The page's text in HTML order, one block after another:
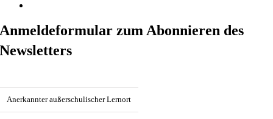
Anmeldeformular zum Abonnieren des
Newsletters
Anerkannter außerschulischer Lernort